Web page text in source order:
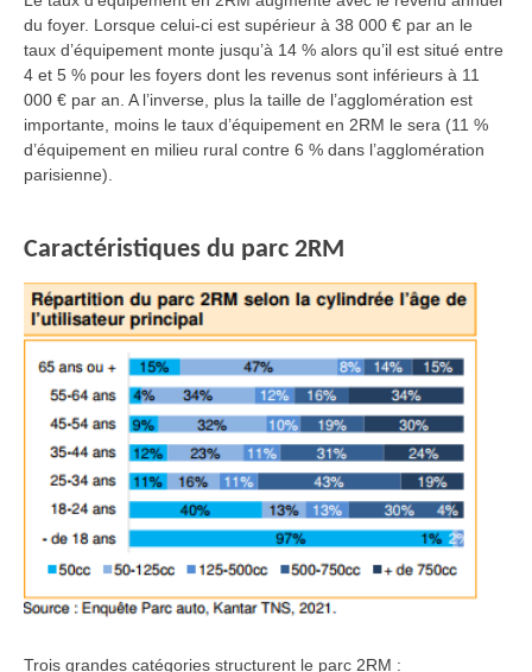
du foyer. Lorsque celui-ci est supérieur à 38 000 € par an le
taux d’équipement monte jusqu’à 14 % alors qu’il est situé entre
4 et 5 % pour les foyers dont les revenus sont inférieurs à 11
000 € par an. A l’inverse, plus la taille de l’agglomération est
importante, moins le taux d’équipement en 2RM le sera (11 %
d’équipement en milieu rural contre 6 % dans l’agglomération
parisienne).
Caractéristiques du parc 2RM
Trois grandes catégories structurent le parc 2RM :